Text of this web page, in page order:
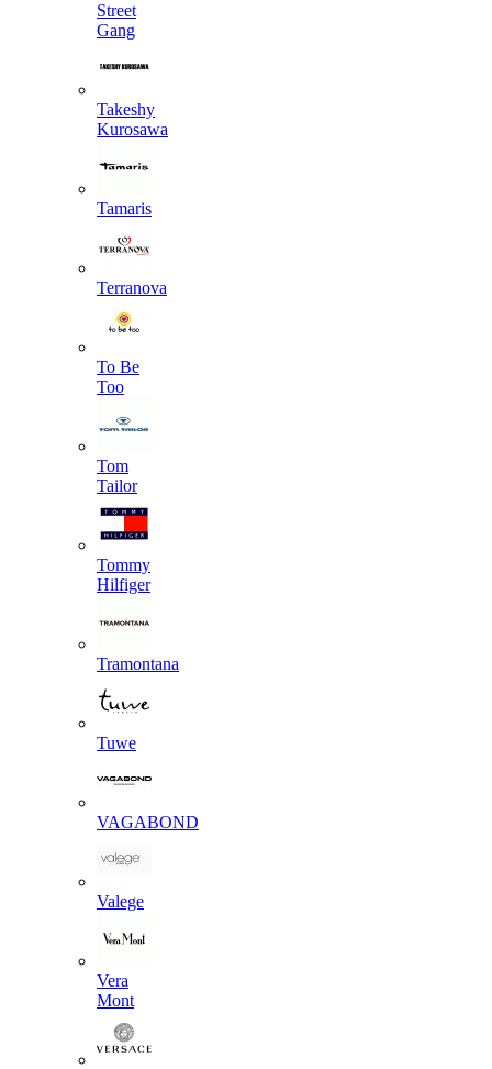
Street
Gang
Takeshy
Kurosawa
Tamaris
Terranova
To Be
Too
Tom
Tailor
Tommy
Hilfiger
Tramontana
Tuwe
VAGABOND
Valege
Vera
Mont